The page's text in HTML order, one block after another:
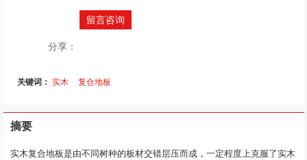
留言咨询
分享：
关键词： 实木 复合地板
摘要
实木复合地板是由不同树种的板材交错层压而成，一定程度上克服了实木